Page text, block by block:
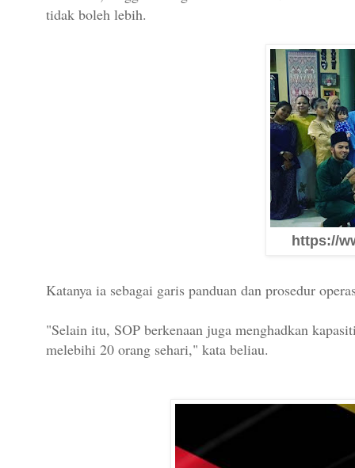
tidak boleh lebih.
https://
Katanya ia sebagai garis panduan dan prosedur
"Selain itu, SOP berkenaan juga menghadkan
melebihi 20 orang sehari," kata beliau.